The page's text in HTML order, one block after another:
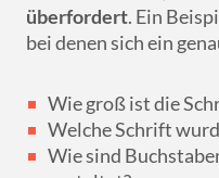
überfordert. Ein
bei denen sich ein
Wie groß ist die
Welche Schrift
Wie sind